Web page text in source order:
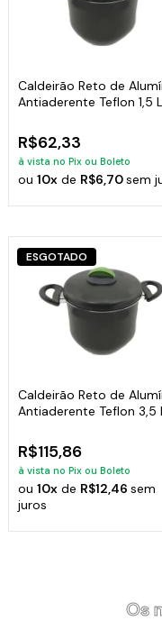
Caldeirão Reto de
Antiaderente Teflon 1,5
R$62,33
à vista no Pix ou Boleto
ou10x de R$6,70sem
ESGOTADO
Caldeirão Reto de
Antiaderente Teflon 3,5
R$115,86
à vista no Pix ou Boleto
ou10x de R$12,46sem
juros
Os